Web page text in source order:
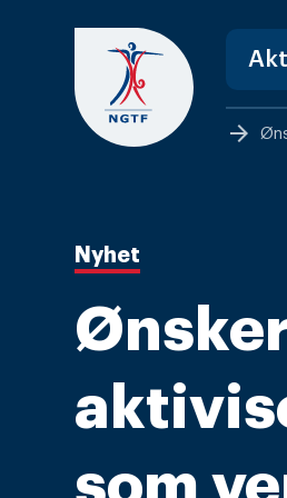
content
arrow_forward
Nyhet
som